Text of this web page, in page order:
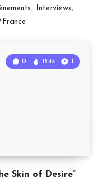
, Interviews,
France
Skin of Desire”
0 1544 1